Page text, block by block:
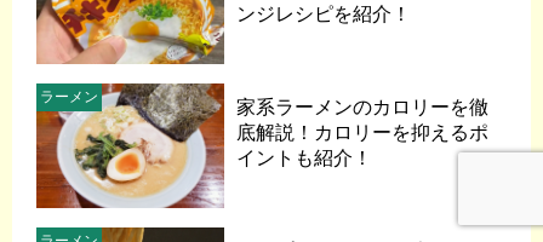
ンジレシピを紹介！
家系ラーメンのカロリーを徹
底解説！カロリーを抑えるポ
イントも紹介！
ラーメン